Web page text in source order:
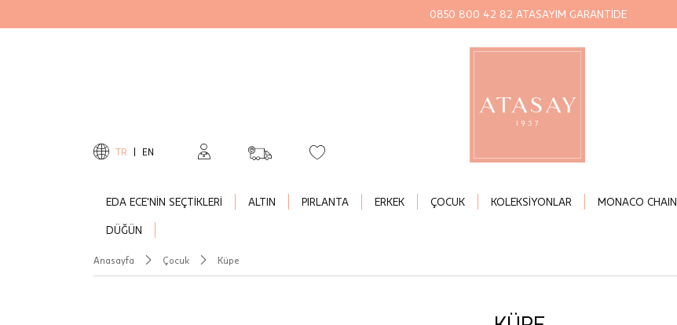
0850 800 42 82 ATASAYIM GARANTİDE
TR EN
EDA ECE'NİN SEÇTİKLERİ ALTIN PIRLANTA ERKEK ÇOCUK KOLEKSİYONLAR MONACO CHAIN
DÜĞÜN
Anasayfa Çocuk Küpe